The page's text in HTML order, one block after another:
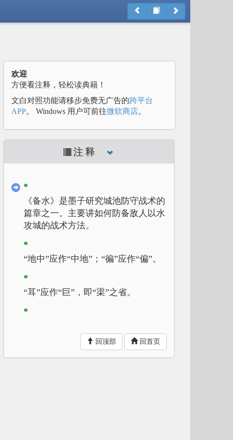
欢迎
方便看注释，轻松读典籍！
文白对照功能请移步免费无广告的跨平台
APP。 Windows 用户可前往微软商店。
注释
*
《备水》是墨子研究城池防守战术的
篇章之一。主要讲如何防备敌人以水
攻城的战术方法。
*
“地中”应作“中地”；“徧”应作“偏”。
*
“耳”应作“巨”，即“渠”之省。
*
。
回顶部 回首页